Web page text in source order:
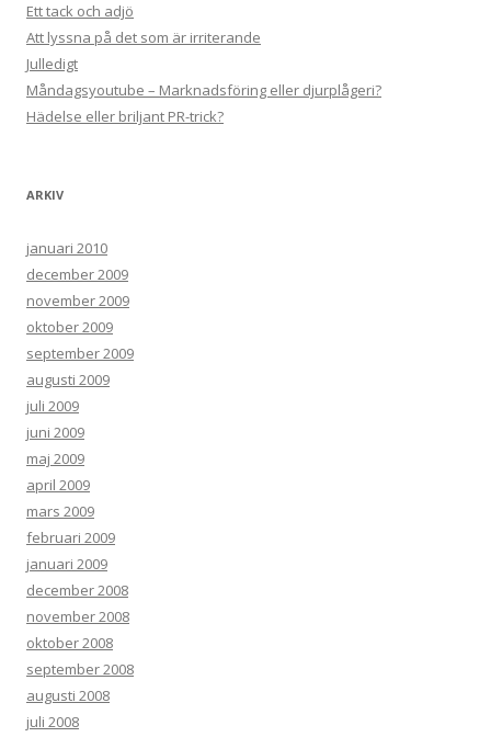
Ett tack och adjö
Att lyssna på det som är irriterande
Julledigt
Måndagsyoutube – Marknadsföring eller djurplågeri?
Hädelse eller briljant PR-trick?
ARKIV
januari 2010
december 2009
november 2009
oktober 2009
september 2009
augusti 2009
juli 2009
juni 2009
maj 2009
april 2009
mars 2009
februari 2009
januari 2009
december 2008
november 2008
oktober 2008
september 2008
augusti 2008
juli 2008